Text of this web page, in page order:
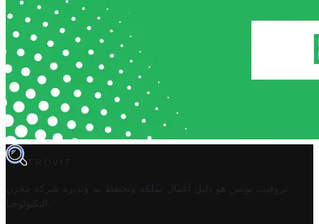
TROVIT
تروفيت تونس هو دليل أعمال تملكه وتحتفظ به وتديره
شركة مخزن
التكنولوجيا